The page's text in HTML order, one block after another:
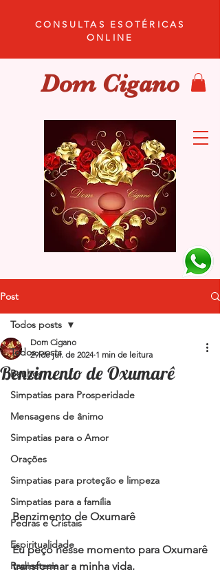
Dom Cigano
CONSULTAS ESOTÉRICAS
ONLINE
Post
Todos posts
Banhos
Simpatias para Prosperidade
Mensagens de ânimo
Simpatias para o Amor
Orações
Simpatias para proteção e limpeza
Simpatias para a família
Pedras e Cristais
Espiritualidade
Radiestesia
Todos posts
Benzimento de Oxumarê
Dom Cigano
29 de jul. de 2024 1 min de leitura
Benzimento de Oxumarê
Eu peço nesse momento para Oxumarê
transformar a minha vida.